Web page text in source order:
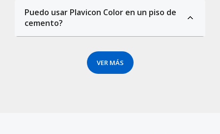
Puedo usar Plavicon Color en un piso de
cemento?
VER MÁS